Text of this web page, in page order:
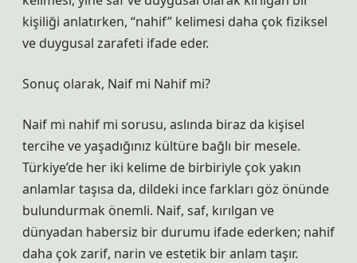
kişiliği anlatırken, “nahif” kelimesi daha çok fiziksel
ve duygusal zarafeti ifade eder.
Sonuç olarak, Naif mi Nahif mi?
Naif mi nahif mi sorusu, aslında biraz da kişisel
tercihe ve yaşadığınız kültüre bağlı bir mesele.
Türkiye’de her iki kelime de birbiriyle çok yakın
anlamlar taşısa da, dildeki ince farkları göz önünde
bulundurmak önemli. Naif, saf, kırılgan ve
dünyadan habersiz bir durumu ifade ederken; nahif
daha çok zarif, narin ve estetik bir anlam taşır.